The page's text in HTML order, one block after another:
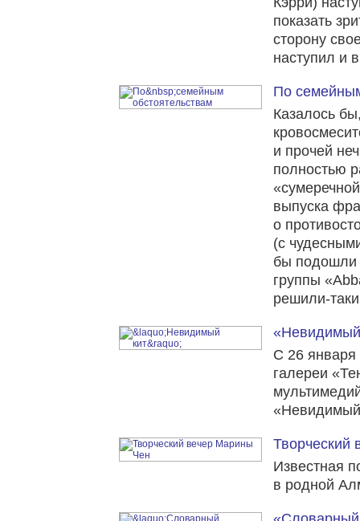
показать
сторону
наступил и
По
Казалось
и прочей
полностью
выпуска
о
(с
бы подошли
группы
решили-
«Невидимый
C 26
галереи
«Невидимый
Творческий
Известная
в родной